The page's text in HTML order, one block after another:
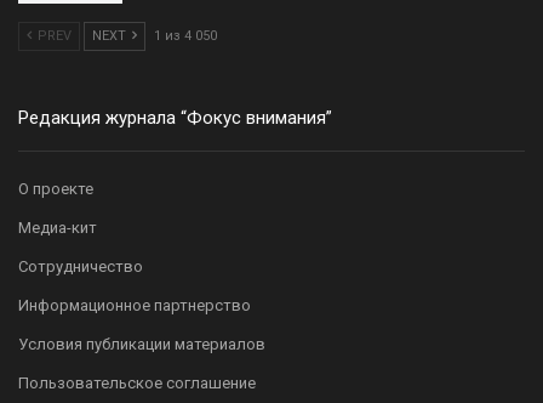
PREV NEXT 1 из 4 050
Редакция журнала “Фокус внимания”
О проекте
Медиа-кит
Сотрудничество
Информационное партнерство
Условия публикации материалов
Пользовательское соглашение